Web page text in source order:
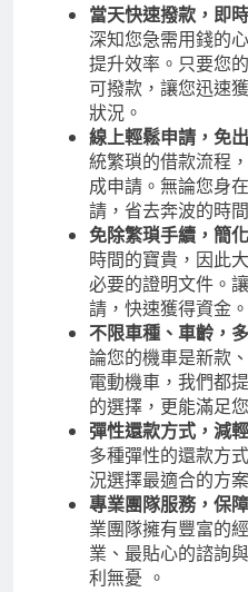
當天快速撥款，即
深知您急需用錢的
提升效率。只要您
可撥款，讓您迅速
狀況。
線上輕鬆申請，免
統繁瑣的借款流程
成申請。無論您身
請，省去奔波的時
免除繁瑣手續，簡
時間的寶貴，因此
必要的證明文件。
請，快速獲得資金。
不限車種、車齡，
論您的機車是新款
電動機車，我們都
的選擇，更能滿足
彈性還款方式，減
多種彈性的還款方
況選擇最適合的方
專業團隊服務，保
業團隊擁有豐富的
業、最貼心的諮詢
利無憂 。